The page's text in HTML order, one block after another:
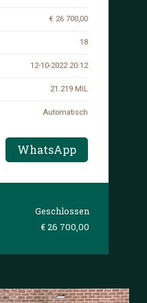
€ 26 700,00
18
12-10-2022 20:12
21.219 MIL
Automatisch
WhatsApp
Geschlossen
€ 26 700,00